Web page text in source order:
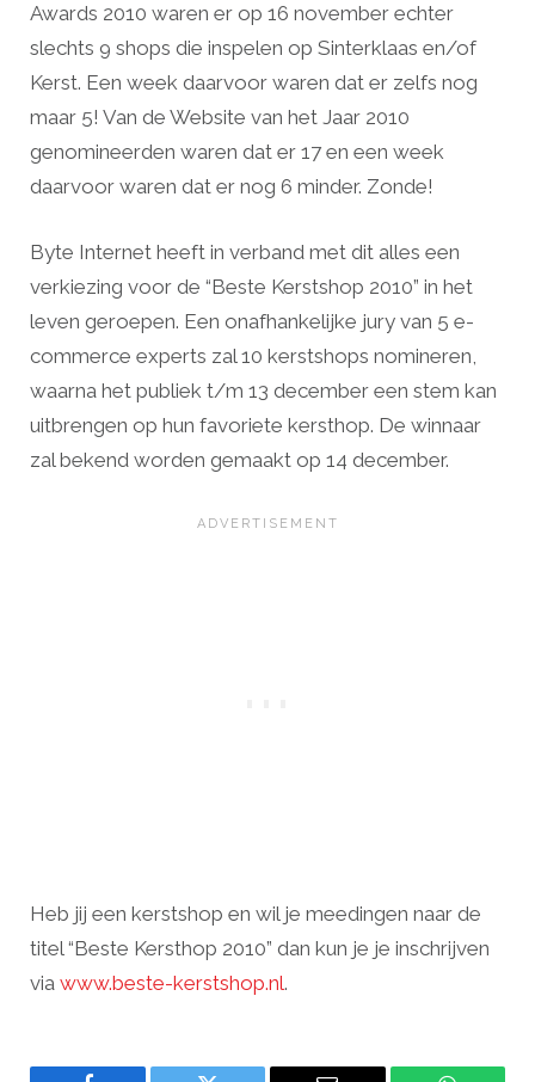
Awards 2010 waren er op 16 november echter
slechts 9 shops die inspelen op Sinterklaas en/of
Kerst. Een week daarvoor waren dat er zelfs nog
maar 5! Van de Website van het Jaar 2010
genomineerden waren dat er 17 en een week
daarvoor waren dat er nog 6 minder. Zonde!
Byte Internet heeft in verband met dit alles een
verkiezing voor de “Beste Kerstshop 2010” in het
leven geroepen. Een onafhankelijke jury van 5 e-
commerce experts zal 10 kerstshops nomineren,
waarna het publiek t/m 13 december een stem kan
uitbrengen op hun favoriete kersthop. De winnaar
zal bekend worden gemaakt op 14 december.
Heb jij een kerstshop en wil je meedingen naar de
titel “Beste Kersthop 2010” dan kun je je inschrijven
via www.beste-kerstshop.nl.